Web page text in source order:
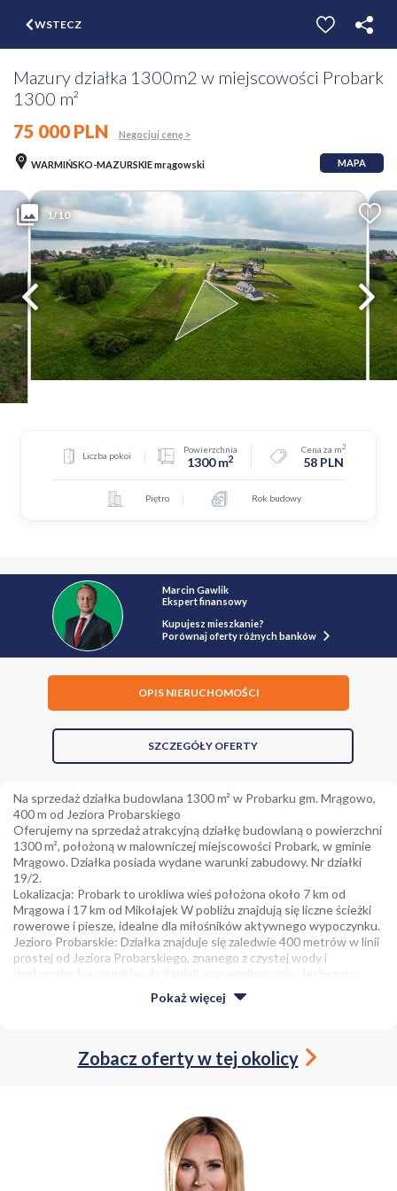
WSTECZ
Mazury działka 1300m2 w miejscowości Probark
1300 m²
75 000 PLN
Negocjuj cenę >
WARMIŃSKO-MAZURSKIE mrągowski MAPA
1/10
Liczba pokoi
Powierzchnia
1300 m2
Cena za m2
58 PLN
Piętro Rok budowy
Marcin Gawlik
Ekspert finansowy
Kupujesz mieszkanie?
Porównaj oferty różnych banków
OPIS NIERUCHOMOŚCI
SZCZEGÓŁY OFERTY
Na sprzedaż działka budowlana 1300 m² w Probarku gm. Mrągowo,
400 m od Jeziora Probarskiego
Oferujemy na sprzedaż atrakcyjną działkę budowlaną o powierzchni
1300 m², położoną w malowniczej miejscowości Probark, w gminie
Mrągowo. Działka posiada wydane warunki zabudowy. Nr działki
19/2.
Lokalizacja: Probark to urokliwa wieś położona około 7 km od
Mrągowa i 17 km od Mikołajek W pobliżu znajdują się liczne ścieżki
rowerowe i piesze, idealne dla miłośników aktywnego wypoczynku.
Jezioro Probarskie: Działka znajduje się zaledwie 400 metrów w linii
prostej od Jeziora Probarskiego, znanego z czystej wody i
doskonałych warunków do kąpieli oraz wędkowania. Jezioro ma
powierzchnię około 206 ha, maksymalną głębokość 31 m i jest
zaliczane do II klasy czystości .
Atuty działki:
- Warunki zabudowy pozwalające na budowę budynku mieszkalnego
• szerokość elewacji frontowej w przedziale od11,3 m do 16 m,
• maksymalna powierzchnia zabudowy - nie więcej niż 148m2,
• wysokość do kaletnicy w przedziale od 7 m do 8,5 m,
• w elewacji należy stosować naturalne tradycyjne materiały
wykończeniowe - drewno, cegłę kamień, tynki o wyglądzie tynków
Pokaż więcej
Zobacz oferty w tej okolicy